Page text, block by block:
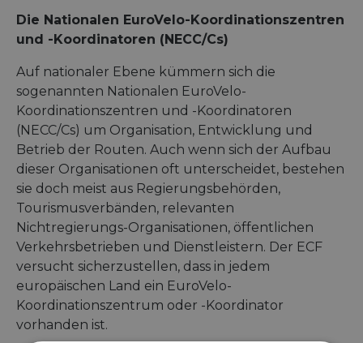
Die Nationalen EuroVelo-Koordinationszentren
und -Koordinatoren (NECC/Cs)
Auf nationaler Ebene kümmern sich die
sogenannten Nationalen EuroVelo-
Koordinationszentren und -Koordinatoren
(NECC/Cs) um Organisation, Entwicklung und
Betrieb der Routen. Auch wenn sich der Aufbau
dieser Organisationen oft unterscheidet, bestehen
sie doch meist aus Regierungsbehörden,
Tourismusverbänden, relevanten
Nichtregierungs-Organisationen, öffentlichen
Verkehrsbetrieben und Dienstleistern. Der ECF
versucht sicherzustellen, dass in jedem
europäischen Land ein EuroVelo-
Koordinationszentrum oder -Koordinator
vorhanden ist.